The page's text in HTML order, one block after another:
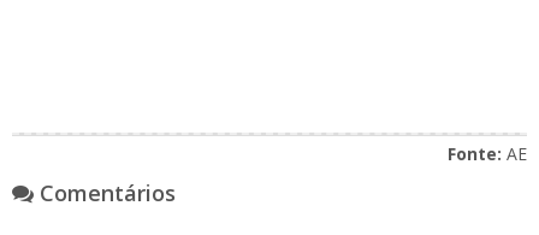
Fonte: AE
Comentários